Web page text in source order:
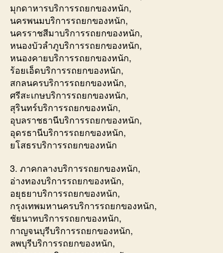
มุกดาหารบริการรถยกของหนัก,
นครพนมบริการรถยกของหนัก,
นครราชสีมาบริการรถยกของหนัก,
หนองบัวลำภูบริการรถยกของหนัก,
หนองคายบริการรถยกของหนัก,
ร้อยเอ็ดบริการรถยกของหนัก,
สกลนครบริการรถยกของหนัก,
ศรีสะเกษบริการรถยกของหนัก,
สุรินทร์บริการรถยกของหนัก,
อุบลราชธานีบริการรถยกของหนัก,
อุดรธานีบริการรถยกของหนัก,
ยโสธรบริการรถยกของหนัก
3. ภาคกลางบริการรถยกของหนัก,
อ่างทองบริการรถยกของหนัก,
อยุธยาบริการรถยกของหนัก,
กรุงเทพมหานครบริการรถยกของหนัก,
ชัยนาทบริการรถยกของหนัก,
กาญจนบุรีบริการรถยกของหนัก,
ลพบุรีบริการรถยกของหนัก,